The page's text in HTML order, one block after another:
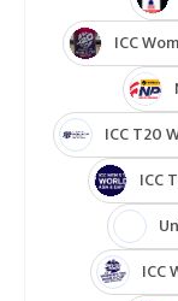
ICC
ICC T20
ICC
ICC